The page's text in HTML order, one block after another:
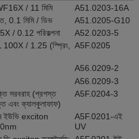
/ 11 মিমি
A51.0203-16A
0.1 মিমি / ডিভ
A51.0205-G10
/ 0.12 পরিকল্পনা
A52.0203-5
100X / 1.25 (স্প্রিং,
A5F.0205
A56.0209-2
A56.0209-3
সরবরাহ (প্রশস্ত
এবং ক্যালকুলাফাফ)
A5F.0204-3
ইউভি exciton
A5F.0201-এই
UV